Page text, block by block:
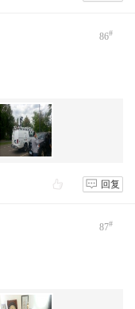
86#
回复
87#